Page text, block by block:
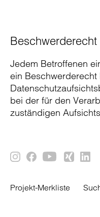
Beschwerderecht
Jedem Betroffenen
ein Beschwerderecht
bei der für den
zuständigen
Projekt-Merkliste